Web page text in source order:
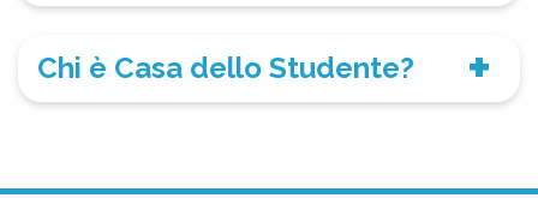
Chi è Casa dello Studente?